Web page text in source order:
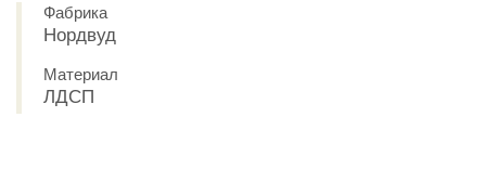
Фабрика
Нордвуд
Материал
ЛДСП